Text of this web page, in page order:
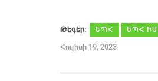
Թեգեր։ ԵՊՀ ԵՊՀ ԻՄ
Հուլիսի 19, 2023